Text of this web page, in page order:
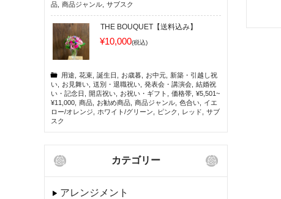
品 商品ジャンル サブスク
THE BOUQUET【送料込み】
¥10,000(税込)
用途 花束 誕生日 お歳暮 お中元
新築・引越し祝
い
お見舞い 送別・退職祝い 発表会・講演会 結婚祝
い・記念日
開店祝い お祝い・ギフト 価格帯 ¥5,501~
¥11,000 商品 お勧め商品 商品ジャンル 色合い
イエ
ロー/オレンジ, ホワイト/グリーン, ピンク , レッド, サブ
スク
カテゴリー
アレンジメント